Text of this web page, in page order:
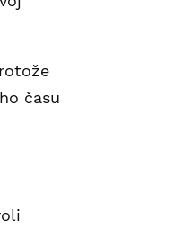
času